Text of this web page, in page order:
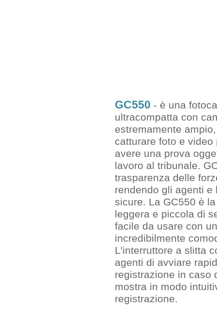
GC550 - è una
ultracompatta con
estremamente
catturare foto e video
avere una prova
lavoro al tribunale.
trasparenza delle
rendendo gli agenti e
sicure. La GC550 è
leggera e piccola di
facile da usare con
incredibilmente
L'interruttore a slitta
agenti di avviare
registrazione in caso
mostra in modo
registrazione.